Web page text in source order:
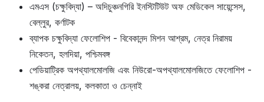
এমএস (চক্ষুবিদ্যা) – অদিচুঞ্চনগিরি ইনস্টিটিউট অফ মেডিকেল সায়েন্সেস,
বেল্লুর, কর্ণাটক
ব্যাপক চক্ষুবিদ্যা ফেলোশিপ - বিবেকানন্দ মিশন আশ্রম, নেত্র নিরাময়
নিকেতন, হলদিয়া, পশ্চিমবঙ্গ
পেডিয়াট্রিক অপথ্যালমোলজি এবং নিউরো-অপথ্যালমোলজিতে ফেলোশিপ -
শঙ্করা নেত্রালয়, কলকাতা ও চেন্নাই